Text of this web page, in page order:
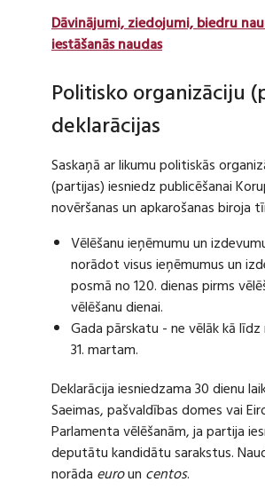
Dāvinājumi, ziedojumi, biedru
iestāšanās naudas
Politisko organizāciju
deklarācijas
Saskaņā ar likumu politiskās
(partijas) iesniedz publicēšanai
novēršanas un apkarošanas biroja
Vēlēšanu ieņēmumu un
norādot visus ieņēmumus un
posmā no 120. dienas pirms
vēlēšanu dienai.
Gada pārskatu - ne vēlāk kā
31. martam.
Deklarācija iesniedzama 30 dienu
Saeimas, pašvaldības domes vai
Parlamenta vēlēšanām, ja partija
deputātu kandidātu sarakstus.
norāda euroun centos.